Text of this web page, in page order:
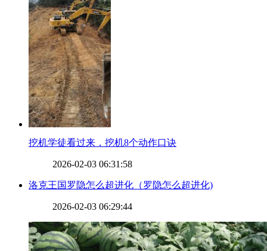
​挖机学徒看过来，挖机8个动作口诀
2026-02-03 06:31:58
​洛克王国罗隐怎么超进化（罗隐怎么超进化)
2026-02-03 06:29:44